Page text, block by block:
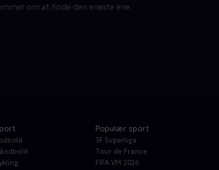
om at finde den eneste ene.
Populær sport
3F Superliga
Tour de France
FIFA VM 2026